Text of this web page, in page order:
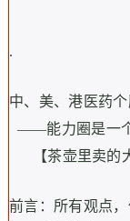
.
中、美、港医药
——能力圈是一
【茶壶里卖的大
前言：所有观点